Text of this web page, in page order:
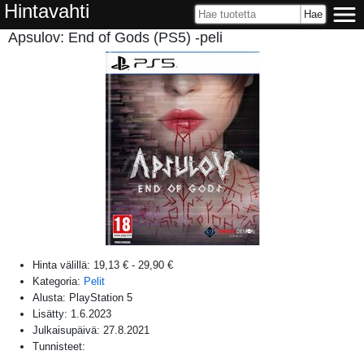
Hintavahti
Apsulov: End of Gods (PS5) -peli
Hinta välillä: 19,13 € - 29,90 €
Kategoria: Pelit
Alusta: PlayStation 5
Lisätty: 1.6.2023
Julkaisupäivä: 27.8.2021
Tunnisteet: